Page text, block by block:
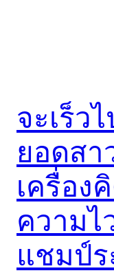
จะเร็ว
ยอดส
เครื่อง
ความไ
แชมป์ร